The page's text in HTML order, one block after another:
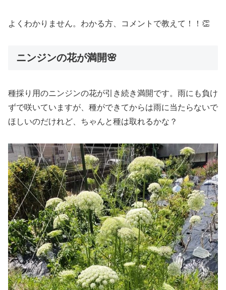
よくわかりません。わかる方、コメントで教えて！！👏
ニンジンの花が満開🌸
種採り用のニンジンの花が引き続き満開です。雨にも負け
ずで咲いていますが、種ができてからは雨に当たらないで
ほしいのだけれど、ちゃんと種は取れるかな？